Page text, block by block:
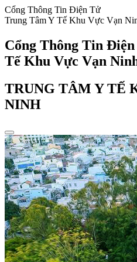
Cổng Thông Tin Điện Tử
Trung Tâm Y Tế Khu Vực Vạn
Cổng Thông Tin
Tế Khu Vực Vạn
TRUNG TÂM Y TẾ
NINH